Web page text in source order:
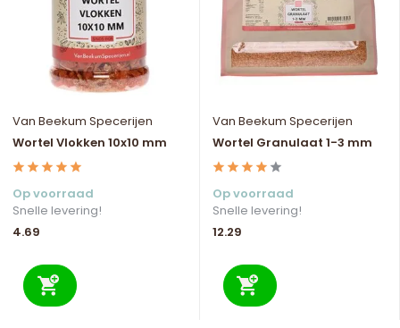
Van Beekum Specerijen
Wortel Vlokken 10x10 mm
Op voorraad
Snelle levering!
4.69
Van Beekum Specerijen
Wortel Granulaat 1-3 mm
Op voorraad
Snelle levering!
12.29